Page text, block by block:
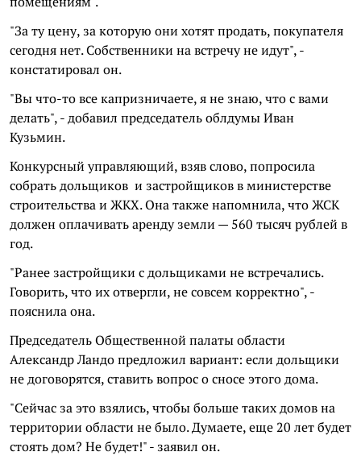
"За ту цену, за которую они хотят продать, покупателя
сегодня нет. Собственники на встречу не идут", -
констатировал он.
"Вы что-то все капризничаете, я не знаю, что с вами
делать", - добавил председатель облдумы Иван
Кузьмин.
Конкурсный управляющий, взяв слово, попросила
собрать дольщиков и застройщиков в министерстве
строительства и ЖКХ. Она также напомнила, что ЖСК
должен оплачивать аренду земли — 560 тысяч рублей в
год.
"Ранее застройщики с дольщиками не встречались.
Говорить, что их отвергли, не совсем корректно", -
пояснила она.
Председатель Общественной палаты области
Александр Ландо предложил вариант: если дольщики
не договорятся, ставить вопрос о сносе этого дома.
"Сейчас за это взялись, чтобы больше таких домов на
территории области не было. Думаете, еще 20 лет будет
стоять дом? Не будет!" - заявил он.